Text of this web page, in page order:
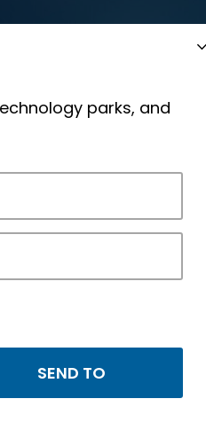
parks, and